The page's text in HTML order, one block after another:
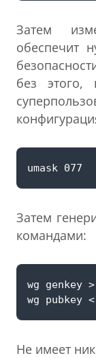
Затем
обеспечит
без
Затем
командами:
Не имеет